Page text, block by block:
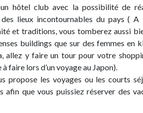
hôtel club avec la possibilité de
lieux incontournables du pays ( A
et traditions, vous tomberez aussi
buildings que sur des femmes en
allez y faire un tour pour votre
faire lors d’un voyage au Japon).
propose les voyages ou les courts
que vous puissiez réserver des